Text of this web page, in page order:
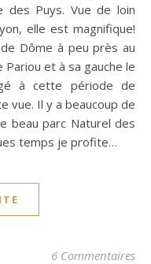
des Puys. Vue de loin
elle est magnifique!
Dôme à peu près au
et à sa gauche le
à cette période de
vue. Il y a beaucoup de
beau parc Naturel des
temps je profite…
6 Commentaires